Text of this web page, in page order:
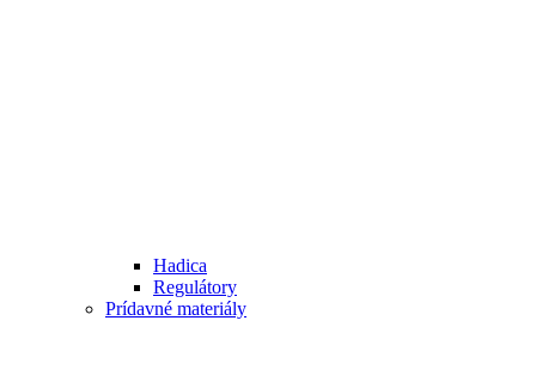
Hadica
Regulátory
Prídavné materiály